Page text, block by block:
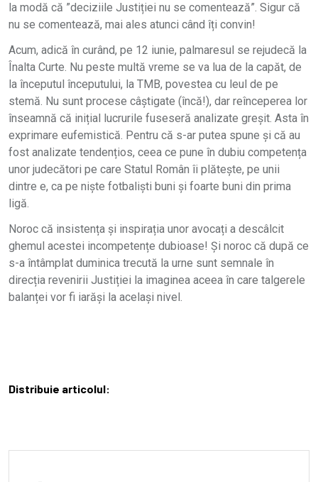
la modă că ”deciziile Justiției nu se comentează”. Sigur că
nu se comentează, mai ales atunci când îți convin!
Acum, adică în curând, pe 12 iunie, palmaresul se rejudecă la
Înalta Curte. Nu peste multă vreme se va lua de la capăt, de
la începutul începutului, la TMB, povestea cu leul de pe
stemă. Nu sunt procese câștigate (încă!), dar reînceperea lor
înseamnă că inițial lucrurile fuseseră analizate greșit. Asta în
exprimare eufemistică. Pentru că s-ar putea spune și că au
fost analizate tendențios, ceea ce pune în dubiu competența
unor judecători pe care Statul Român îi plătește, pe unii
dintre e, ca pe niște fotbaliști buni și foarte buni din prima
ligă.
Noroc că insistența și inspirația unor avocați a descâlcit
ghemul acestei incompetențe dubioase! Și noroc că după ce
s-a întâmplat duminica trecută la urne sunt semnale în
direcția revenirii Justiției la imaginea aceea în care talgerele
balanței vor fi iarăși la același nivel.
Distribuie articolul: